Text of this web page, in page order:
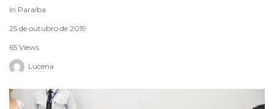
In Paraíba
25 de outubro de 2019
65 Views
Lucena